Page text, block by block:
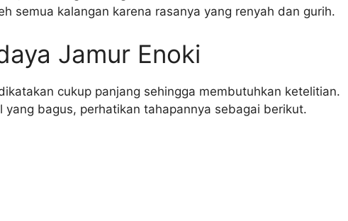
semua kalangan karena rasanya yang renyah dan gurih.
Jamur Enoki
cukup panjang sehingga membutuhkan ketelitian.
yang bagus, perhatikan tahapannya sebagai berikut.